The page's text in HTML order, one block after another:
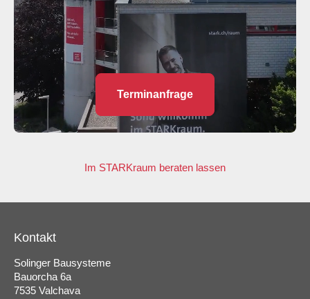
Terminanfrage
Im STARKraum beraten lassen
Kontakt
Solinger Bausysteme
Bauorcha 6a
7535 Valchava